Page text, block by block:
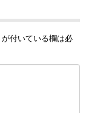
が付いている欄は必